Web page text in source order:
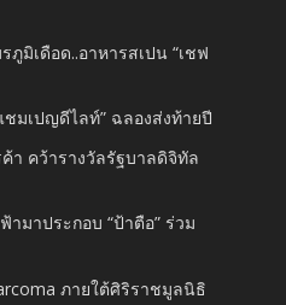
ภูมิเดือด..อาหารสเปน “เชฟ
ชมเปญดีไลท์” ฉลองส่งท้ายปี
า คว้ารางวัลรัฐบาลดิจิทัล
ามาประกอบ “ป้าตือ” ร่วม
ภายใต้ศิริราชมูลนิธิ